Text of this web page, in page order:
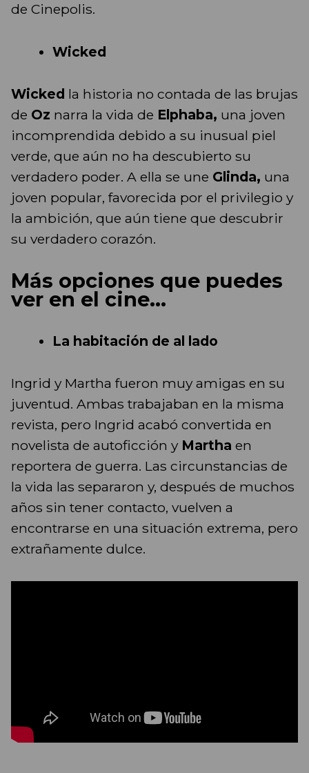
de Cinepolis.
Wicked
Wicked la historia no contada de las brujas
de Oz narra la vida de Elphaba, una joven
incomprendida debido a su inusual piel
verde, que aún no ha descubierto su
verdadero poder. A ella se une Glinda, una
joven popular, favorecida por el privilegio y
la ambición, que aún tiene que descubrir
su verdadero corazón.
Más opciones que puedes
ver en el cine...
La habitación de al lado
Ingrid y Martha fueron muy amigas en su
juventud. Ambas trabajaban en la misma
revista, pero Ingrid acabó convertida en
novelista de autoficción y Martha en
reportera de guerra. Las circunstancias de
la vida las separaron y, después de muchos
años sin tener contacto, vuelven a
encontrarse en una situación extrema, pero
extrañamente dulce.